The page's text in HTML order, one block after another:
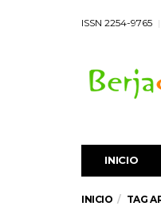
ISSN 2254-9765
INICIO
INICIO TAG